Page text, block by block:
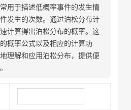
用于描述低概率事件的发生情
发生的次数。通过泊松分布计
计算得出泊松分布的概率。这
概率公式以及相应的计算功
理解和应用泊松分布，提供便